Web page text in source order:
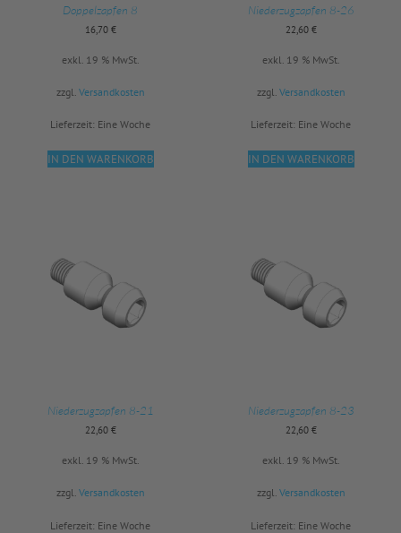
Doppelzapfen 8
16,70 €
exkl. 19 % MwSt.
zzgl. Versandkosten
Lieferzeit: Eine Woche
IN DEN WARENKORB
Niederzugzapfen 8-26
22,60 €
exkl. 19 % MwSt.
zzgl. Versandkosten
Lieferzeit: Eine Woche
IN DEN WARENKORB
Niederzugzapfen 8-21
22,60 €
exkl. 19 % MwSt.
zzgl. Versandkosten
Lieferzeit: Eine Woche
Niederzugzapfen 8-23
22,60 €
exkl. 19 % MwSt.
zzgl. Versandkosten
Lieferzeit: Eine Woche